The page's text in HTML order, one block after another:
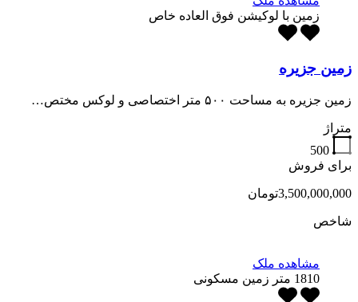
زمین با لوکیشن فوق العاده خاص
زمین جزیره
زمین جزیره به مساحت ۵۰۰ متر اختصاصی و لوکس مختص…
متراژ
500
برای فروش
3,500,000,000تومان
شاخص
مشاهده ملک
1810 متر زمین مسکونی